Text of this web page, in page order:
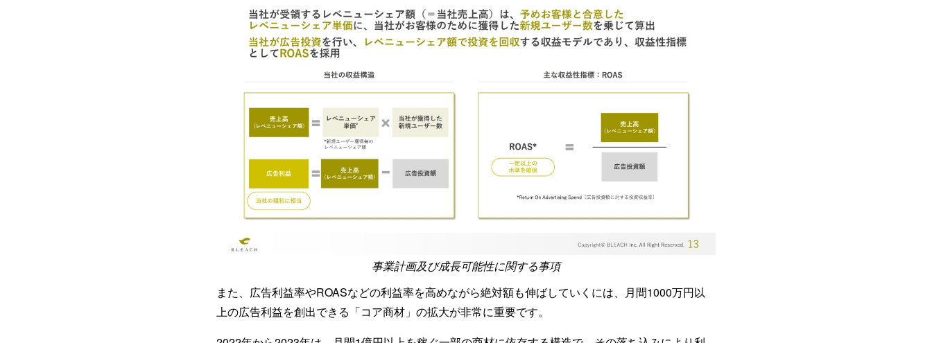
事業計画及び成長可能性に関する事項
また、広告利益率やROASなどの利益率を高めながら絶対額も伸ばしていくには、月間1000万円以
上の広告利益を創出できる「コア商材」の拡大が非常に重要です。